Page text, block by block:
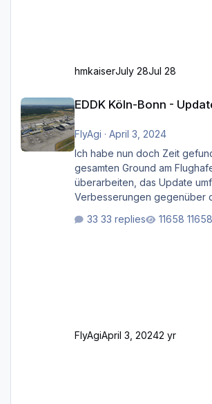
hmkaiserJuly 28Jul 28
EDDK Köln-Bonn -
FlyAgi · April 3, 2024
Ich habe nun doch Zeit
gesamten Ground am
überarbeiten, das Update
Verbesserungen gegenüber
Bodenmarkierungen (der
33 replies
FlyAgiApril 3, 20242 yr